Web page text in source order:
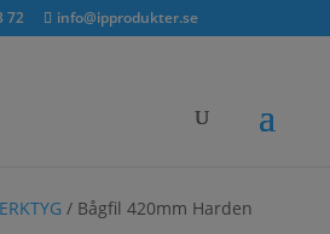
72 info@ipprodukter.se
/ Bågfil 420mm Harden